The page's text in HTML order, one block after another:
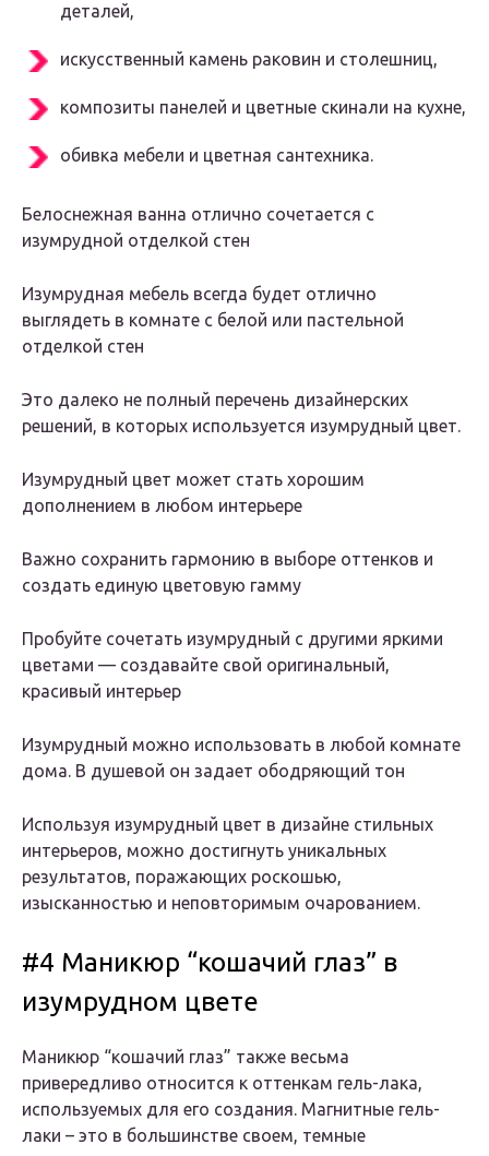
деталей,
искусственный камень раковин и столешниц,
композиты панелей и цветные скинали на кухне,
обивка мебели и цветная сантехника.
Белоснежная ванна отлично сочетается с
изумрудной отделкой стен
Изумрудная мебель всегда будет отлично
выглядеть в комнате с белой или пастельной
отделкой стен
Это далеко не полный перечень дизайнерских
решений, в которых используется изумрудный цвет.
Изумрудный цвет может стать хорошим
дополнением в любом интерьере
Важно сохранить гармонию в выборе оттенков и
создать единую цветовую гамму
Пробуйте сочетать изумрудный с другими яркими
цветами — создавайте свой оригинальный,
красивый интерьер
Изумрудный можно использовать в любой комнате
дома. В душевой он задает ободряющий тон
Используя изумрудный цвет в дизайне стильных
интерьеров, можно достигнуть уникальных
результатов, поражающих роскошью,
изысканностью и неповторимым очарованием.
#4 Маникюр “кошачий глаз” в
изумрудном цвете
Маникюр “кошачий глаз” также весьма
привередливо относится к оттенкам гель-лака,
используемых для его создания. Магнитные гель-
лаки – это в большинстве своем, темные